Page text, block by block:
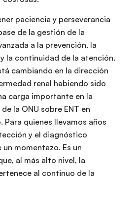
paciencia y perseverancia
de la gestión de la
a la prevención, la
la continuidad de la atención.
cambiando en la dirección
renal habiendo sido
carga importante en la
la ONU sobre ENT en
quienes llevamos años
y el diagnóstico
momentazo. Es un
al más alto nivel, la
al continuo de la